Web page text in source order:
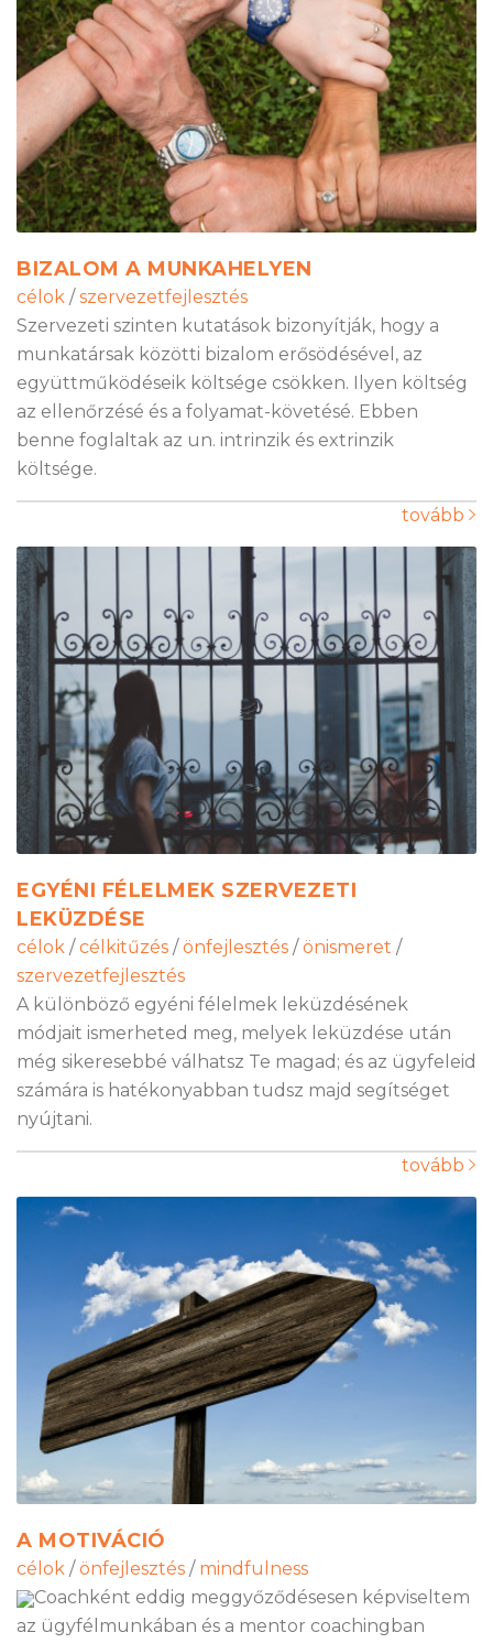
BIZALOM A MUNKAHELYEN
célok / szervezetfejlesztés
Szervezeti szinten kutatások bizonyítják, hogy a
munkatársak közötti bizalom erősödésével, az
együttműködéseik költsége csökken. Ilyen költség
az ellenőrzésé és a folyamat-követésé. Ebben
benne foglaltak az un. intrinzik és extrinzik
költsége.
tovább
EGYÉNI FÉLELMEK SZERVEZETI
LEKÜZDÉSE
célok / célkitűzés / önfejlesztés / önismeret /
szervezetfejlesztés
A különböző egyéni félelmek leküzdésének
módjait ismerheted meg, melyek leküzdése után
még sikeresebbé válhatsz Te magad; és az ügyfeleid
számára is hatékonyabban tudsz majd segítséget
nyújtani.
tovább
A MOTIVÁCIÓ
célok / önfejlesztés / mindfulness
Coachként eddig meggyőződésesen képviseltem
az ügyfélmunkában és a mentor coachingban